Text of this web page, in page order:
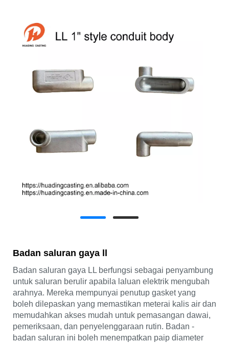
Badan saluran gaya ll
Badan saluran gaya LL berfungsi sebagai penyambung
untuk saluran berulir apabila laluan elektrik mengubah
arahnya. Mereka mempunyai penutup gasket yang
boleh dilepaskan yang memastikan meterai kalis air dan
memudahkan akses mudah untuk pemasangan dawai,
pemeriksaan, dan penyelenggaraan rutin. Badan -
badan saluran ini boleh menempatkan paip diameter